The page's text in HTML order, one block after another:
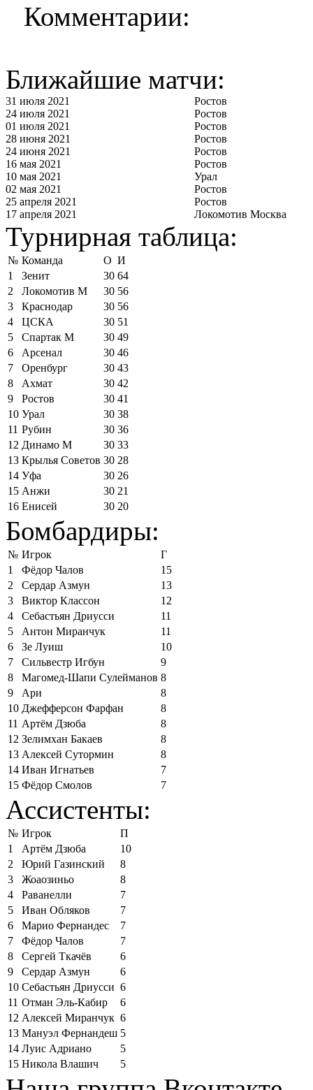
Комментарии:
Ближайшие матчи:
31 июля 2021
Ростов
24 июля 2021
Ростов
01 июля 2021
Ростов
28 июня 2021
Ростов
24 июня 2021
Ростов
16 мая 2021
Ростов
10 мая 2021
Урал
02 мая 2021
Ростов
25 апреля 2021
Ростов
17 апреля 2021
Локомотив Москва
Турнирная таблица:
№ Команда О И
1
Зенит 30 64
2
Локомотив М 30 56
3
Краснодар 30 56
4
ЦСКА 30 51
5
Спартак М 30 49
6
Арсенал 30 46
7
Оренбург 30 43
8
Ахмат 30 42
9
Ростов 30 41
10 Урал 30 38
11 Рубин 30 36
12 Динамо М 30 33
13 Крылья Советов 30 28
14 Уфа 30 26
15 Анжи 30 21
16 Енисей 30 20
Бомбардиры:
№ Игрок
Г
1
Фёдор Чалов
15
2
Сердар Азмун
13
3
Виктор Классон
12
4
Себастьян Дриусси
11
5
Антон Миранчук
11
6
Зе Луиш
10
7
Сильвестр Игбун
9
8
Магомед-Шапи Сулейманов 8
9
Ари
8
10 Джефферсон Фарфан
8
11 Артём Дзюба
8
12 Зелимхан Бакаев
8
13 Алексей Сутормин
8
14 Иван Игнатьев
7
15 Фёдор Смолов 7
Ассистенты:
№ Игрок
П
1
Артём Дзюба
10
2
Юрий Газинский
8
3
Жоаозиньо
8
4
Раванелли
7
5
Иван Обляков
7
6
Марио Фернандес
7
7
Фёдор Чалов
7
8
Сергей Ткачёв
6
9
Сердар Азмун
6
10 Себастьян Дриусси 6
11 Отман Эль-Кабир
6
12 Алексей Миранчук 6
13 Мануэл Фернандеш 5
14 Луис Адриано
5
15 Никола Влашич 5